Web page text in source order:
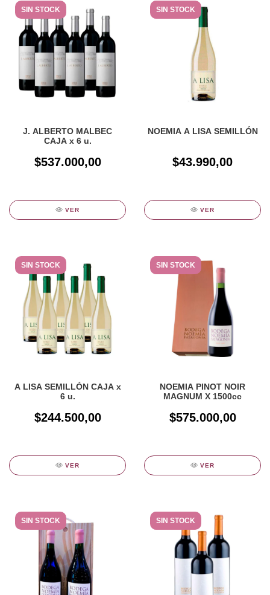
SIN STOCK
J. ALBERTO MALBEC
CAJA x 6 u.
$537.000,00
VER
SIN STOCK
NOEMIA A LISA SEMILLÓN
$43.990,00
VER
SIN STOCK
A LISA SEMILLÓN CAJA x
6 u.
$244.500,00
VER
SIN STOCK
NOEMIA PINOT NOIR
MAGNUM X 1500cc
$575.000,00
VER
SIN STOCK SIN STOCK